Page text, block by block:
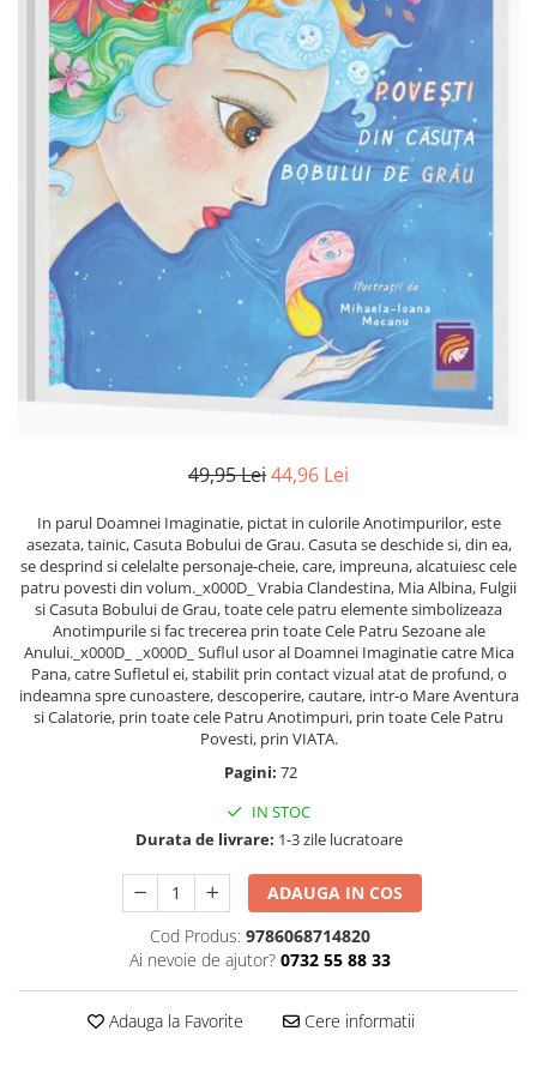
Numerologie
Paranormal
Parapsihologie
Ramtha
Audiobook
ReConnect
Crestinism
ScienceConnection
SelfConnect
SelfHealing
Vindecare Spirituala
Gastronomik
Masaj
MedConnect
Medicina & Farmacie
Medicina Pentru Toti
SealfHealing
Biografii, Memorii, Jurnale
Carti pentru Adolescenti, Young
49,95 Lei44,96 Lei
In parul Doamnei Imaginatie, pictat in culorile Anotimpurilor, este
asezata, tainic, Casuta Bobului de Grau. Casuta se deschide si, din ea,
se desprind si celelalte personaje-cheie, care, impreuna, alcatuiesc cele
patru povesti din volum._x000D_ Vrabia Clandestina, Mia Albina, Fulgii
si Casuta Bobului de Grau, toate cele patru elemente simbolizeaza
Anotimpurile si fac trecerea prin toate Cele Patru Sezoane ale
Anului._x000D_ _x000D_ Suflul usor al Doamnei Imaginatie catre Mica
Pana, catre Sufletul ei, stabilit prin contact vizual atat de profund, o
indeamna spre cunoastere, descoperire, cautare, intr-o Mare Aventura
si Calatorie, prin toate cele Patru Anotimpuri, prin toate Cele Patru
Povesti, prin VIATA.
Pagini: 72
IN STOC
Durata de livrare: 1-3 zile lucratoare
ADAUGA IN COS
Cod Produs: 9786068714820
Ai nevoie de ajutor? 0732 55 88 33
Adauga la Favorite Cere informatii